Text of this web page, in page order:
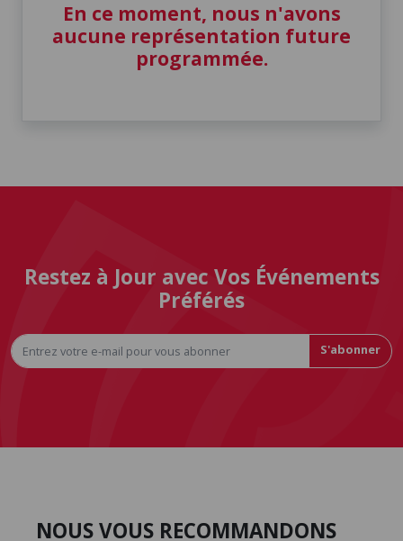
En ce moment, nous n'avons
aucune représentation future
programmée.
Restez à Jour avec Vos Événements
Préférés
S'abonner
NOUS VOUS RECOMMANDONS